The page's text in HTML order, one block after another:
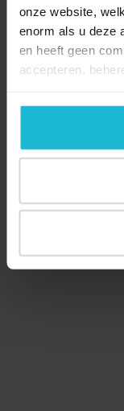
onze website,
enorm als u deze
en heeft geen
accepteren,